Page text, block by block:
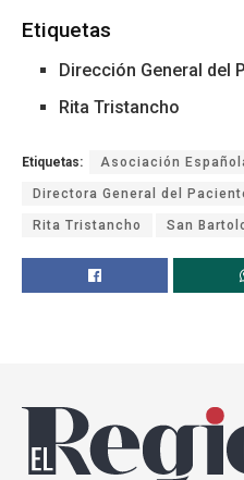
Etiquetas
Dirección General del
Rita Tristancho
Etiquetas: Asociación
Directora General del
Rita Tristancho San